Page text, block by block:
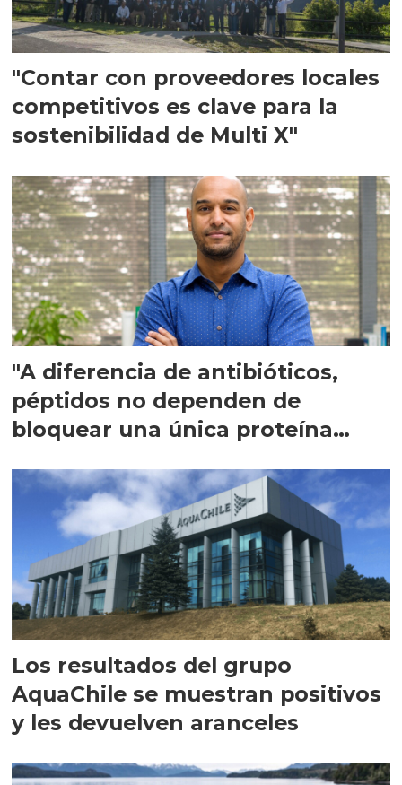
"Contar con proveedores locales
competitivos es clave para la
sostenibilidad de Multi X"
"A diferencia de antibióticos,
péptidos no dependen de
bloquear una única proteína
Los resultados del grupo
AquaChile se muestran positivos
y les devuelven aranceles